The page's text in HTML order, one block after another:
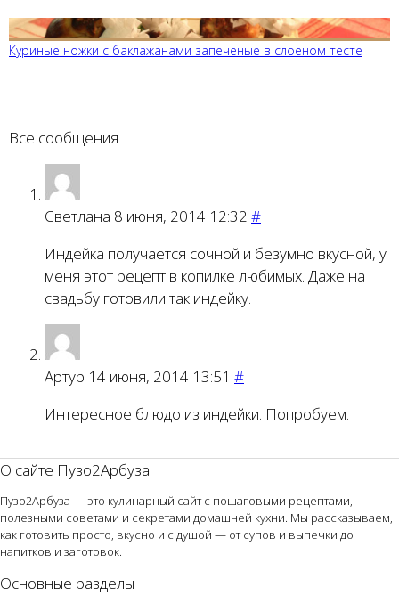
Куриные ножки с баклажанами запеченые в слоеном тесте
Все сообщения
Светлана 8 июня, 2014 12:32 #
Индейка получается сочной и безумно вкусной, у
меня этот рецепт в копилке любимых. Даже на
свадьбу готовили так индейку.
Артур 14 июня, 2014 13:51 #
Интересное блюдо из индейки. Попробуем.
О сайте Пузо2Арбуза
Пузо2Арбуза — это кулинарный сайт с пошаговыми рецептами,
полезными советами и секретами домашней кухни. Мы рассказываем,
как готовить просто, вкусно и с душой — от супов и выпечки до
напитков и заготовок.
Основные разделы